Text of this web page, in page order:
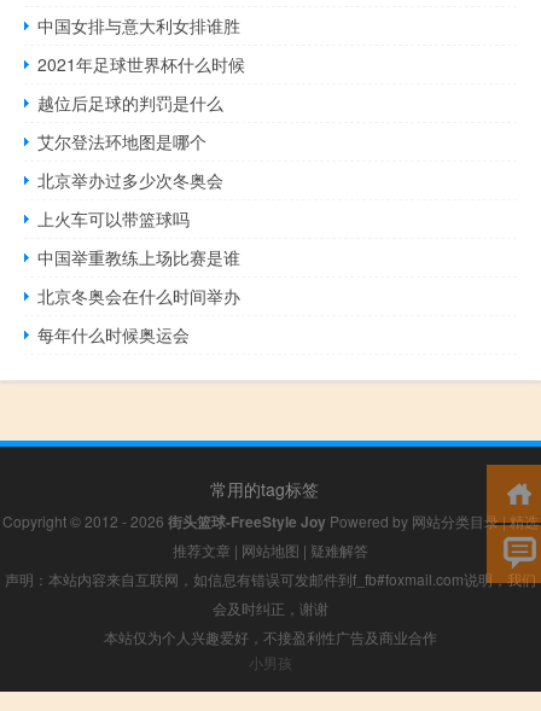
中国女排与意大利女排谁胜
2021年足球世界杯什么时候
越位后足球的判罚是什么
艾尔登法环地图是哪个
北京举办过多少次冬奥会
上火车可以带篮球吗
中国举重教练上场比赛是谁
北京冬奥会在什么时间举办
每年什么时候奥运会
常用的tag标签
Copyright © 2012 - 2026 街头篮球-FreeStyle Joy Powered by 网站分类目录|精选
推荐文章 | 网站地图 | 疑难解答
声明：本站内容来自互联网，如信息有错误可发邮件到f_fb#foxmail.com说明，我们
会及时纠正，谢谢
本站仅为个人兴趣爱好，不接盈利性广告及商业合作
小男孩